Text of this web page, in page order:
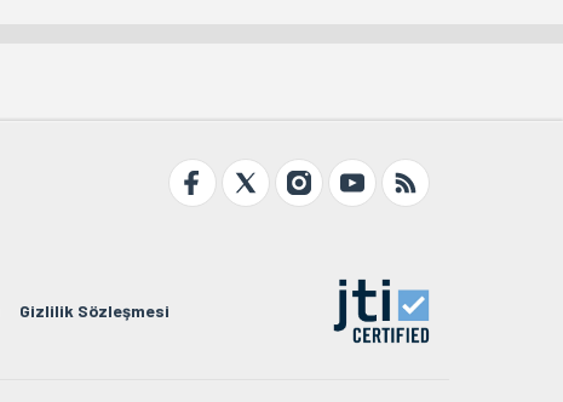
Gizlilik Sözleşmesi